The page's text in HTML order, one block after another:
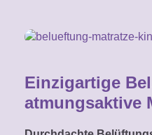
Einzigartige
atmungsaktive